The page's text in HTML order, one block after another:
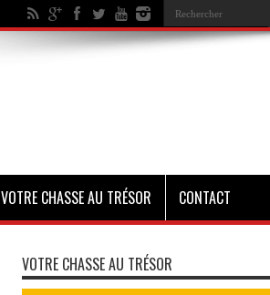
VOTRE CHASSE AU TRÉSOR CONTACT
VOTRE CHASSE AU TRÉSOR